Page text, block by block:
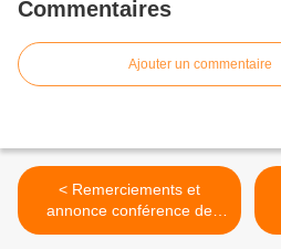
Commentaires
Ajouter un commentaire
< Remerciements et
annonce conférence de
Béziers (34) du Samedi 13